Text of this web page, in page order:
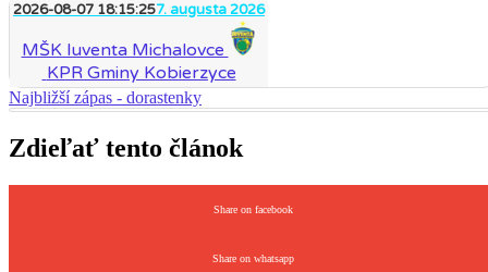
2026-08-07 18:15:257. augusta 2026
MŠK Iuventa Michalovce
KPR Gminy Kobierzyce
Najbližší zápas - dorastenky
Zdieľať tento článok
Share on facebook
Share on whatsapp